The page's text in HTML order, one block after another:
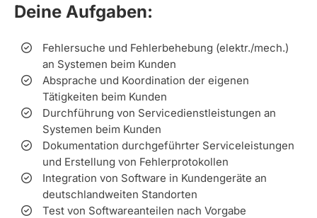
Deine Aufgaben:
Fehlersuche und Fehlerbehebung (elektr./mech.)
an Systemen beim Kunden
Absprache und Koordination der eigenen
Tätigkeiten beim Kunden
Durchführung von Servicedienstleistungen an
Systemen beim Kunden
Dokumentation durchgeführter Serviceleistungen
und Erstellung von Fehlerprotokollen
Integration von Software in Kundengeräte an
deutschlandweiten Standorten
Test von Softwareanteilen nach Vorgabe